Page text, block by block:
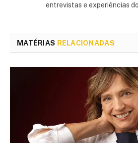
entrevistas e experiências
MATÉRIAS RELACIONADAS